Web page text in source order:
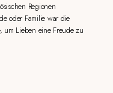
Regionen
oder Familie war die
um Lieben eine Freude zu